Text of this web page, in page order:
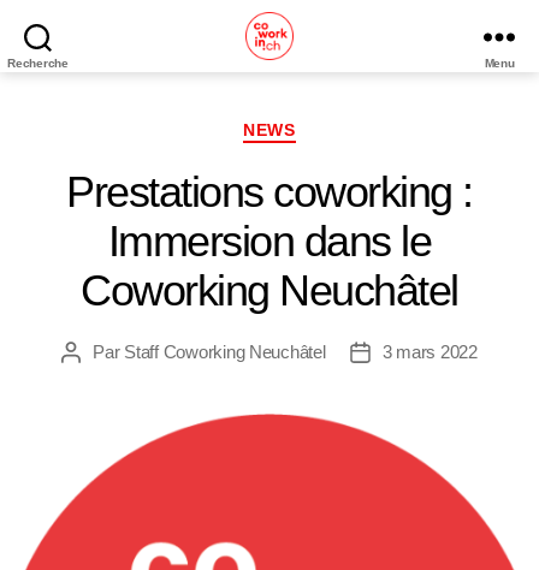
Recherche
Coworking
Menu
Catégories
NEWS
Prestations coworking :
Immersion dans le
Coworking Neuchâtel
Auteur
Par Staff Coworking Neuchâtel
Date3 mars 2022